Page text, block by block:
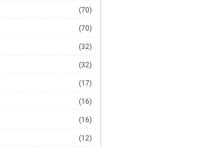
(70)
(70)
(32)
(32)
(17)
(16)
(16)
(12)